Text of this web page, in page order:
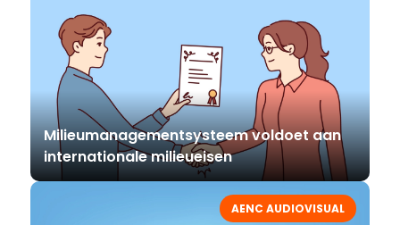
Milieumanagementsysteem voldoet aan
internationale milieueisen
AENC AUDIOVISUAL